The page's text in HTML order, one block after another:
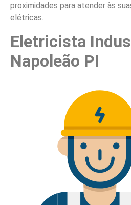
proximidades para atender às
elétricas.
Eletricista
Napoleão PI